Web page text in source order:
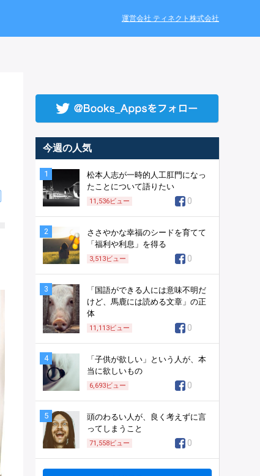
運営会社 ティネクト株式会社
今週の人気
1
松本人志が一時的人工肛門になっ
たことについて語りたい
11,536ビュー 0
2
ささやかな幸福のシードを育てて
「福利や利息」を得る
3,513ビュー 0
3
「国語ができる人には意味不明だ
けど、馬鹿には読める文章」の正
体
11,113ビュー 0
4
「子供が欲しい」という人が、本
当に欲しいもの
6,693ビュー 0
5
頭のわるい人が、良く考えずに言
ってしまうこと
71,558ビュー 0